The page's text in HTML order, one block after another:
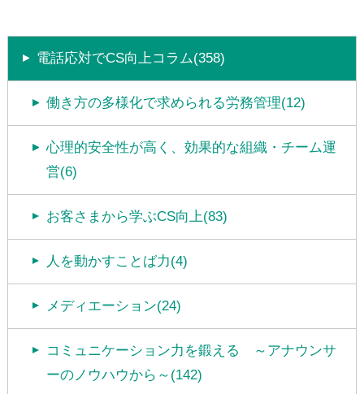
電話応対でCS向上コラム(358)
働き方の多様化で求められる労務管理(12)
心理的安全性が高く、効果的な組織・チーム運
営(6)
お客さまから学ぶCS向上(83)
人を動かすことば力(4)
メディエーション(24)
コミュニケーション力を鍛える ～アナウンサ
ーのノウハウから～(142)